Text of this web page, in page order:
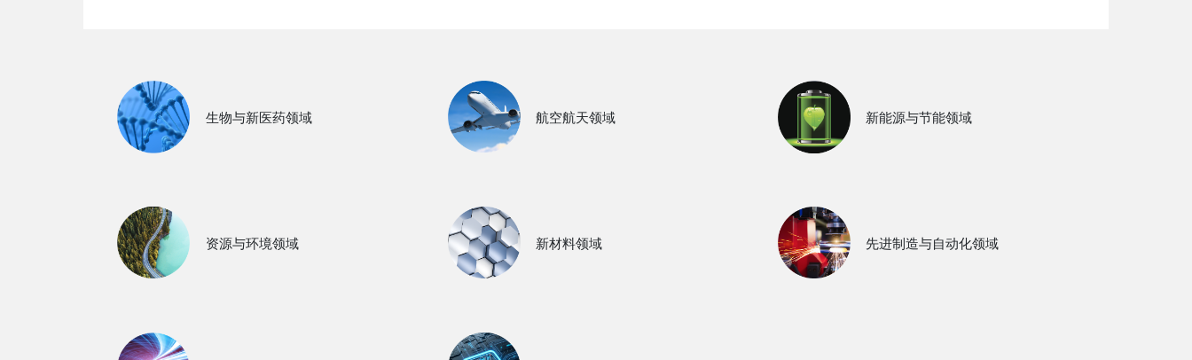
生物与新医药领域 航空航天领域 新能源与节能领域
资源与环境领域 新材料领域 先进制造与自动化领域